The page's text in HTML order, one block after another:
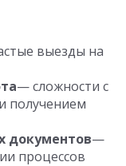
выезды на
— сложности с
получением
документов—
процессов